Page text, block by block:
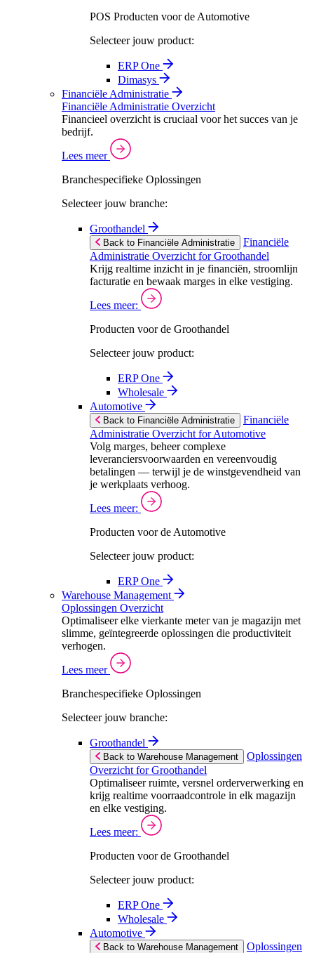
POS Producten voor de Automotive
Selecteer jouw product:
ERP One
Dimasys
Financiële Administratie
Financiële Administratie Overzicht
Financieel overzicht is cruciaal voor het succes van je
bedrijf.
Lees meer
Branchespecifieke Oplossingen
Selecteer jouw branche:
Groothandel
Back to Financiële Administratie
Financiële
Administratie Overzicht for Groothandel
Krijg realtime inzicht in je financiën, stroomlijn
facturatie en bewaak marges in elke vestiging.
Lees meer:
Producten voor de Groothandel
Selecteer jouw product:
ERP One
Wholesale
Automotive
Back to Financiële Administratie
Financiële
Administratie Overzicht for Automotive
Volg marges, beheer complexe
leveranciersvoorwaarden en vereenvoudig
betalingen — terwijl je de winstgevendheid van
je werkplaats verhoog.
Lees meer:
Producten voor de Automotive
Selecteer jouw product:
ERP One
Warehouse Management
Oplossingen Overzicht
Optimaliseer elke vierkante meter van je magazijn met
slimme, geïntegreerde oplossingen die productiviteit
verhogen.
Lees meer
Branchespecifieke Oplossingen
Selecteer jouw branche:
Groothandel
Back to Warehouse Management
Oplossingen
Overzicht for Groothandel
Optimaliseer ruimte, versnel orderverwerking en
krijg realtime voorraadcontrole in elk magazijn
en elke vestiging.
Lees meer:
Producten voor de Groothandel
Selecteer jouw product:
ERP One
Wholesale
Automotive
Back to Warehouse Management
Oplossingen